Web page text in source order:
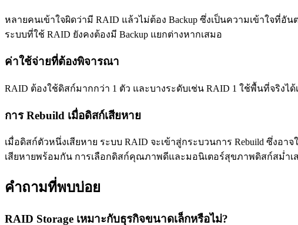
หลายคนเข้าใจผิดว่ามี RAID แล้วไม่ต้อง Backup ซึ่งเป็นความเข้าใจที่
ระบบที่ใช้ RAID ยังคงต้องมี Backup แยกต่างหากเสมอ
ค่าใช้จ่ายที่ต้องพิจารณา
RAID ต้องใช้ดิสก์มากกว่า 1 ตัว และบางระดับเช่น RAID 1 ใช้พื้นที่จริง
การ Rebuild เมื่อดิสก์เสียหาย
เมื่อดิสก์ตัวหนึ่งเสียหาย ระบบ RAID จะเข้าสู่กระบวนการ Rebuild ซึ่ง
เสียหายพร้อมกัน การเลือกดิสก์คุณภาพดีและมอนิเตอร์สุขภาพดิสก์สม่ำ
คำถามที่พบบ่อย
RAID Storage เหมาะกับธุรกิจขนาดเล็กหรือไม่?